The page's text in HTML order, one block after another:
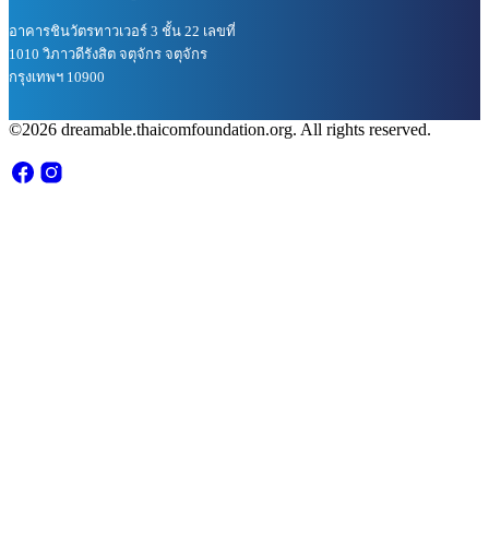
อาคารชินวัตรทาวเวอร์ 3 ชั้น 22 เลขที่
1010 วิภาวดีรังสิต จตุจักร จตุจักร
กรุงเทพฯ 10900
©2026 dreamable.thaicomfoundation.org. All rights reserved.